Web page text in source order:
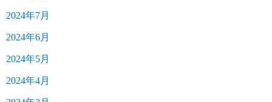
2024年7月
2024年6月
2024年5月
2024年4月